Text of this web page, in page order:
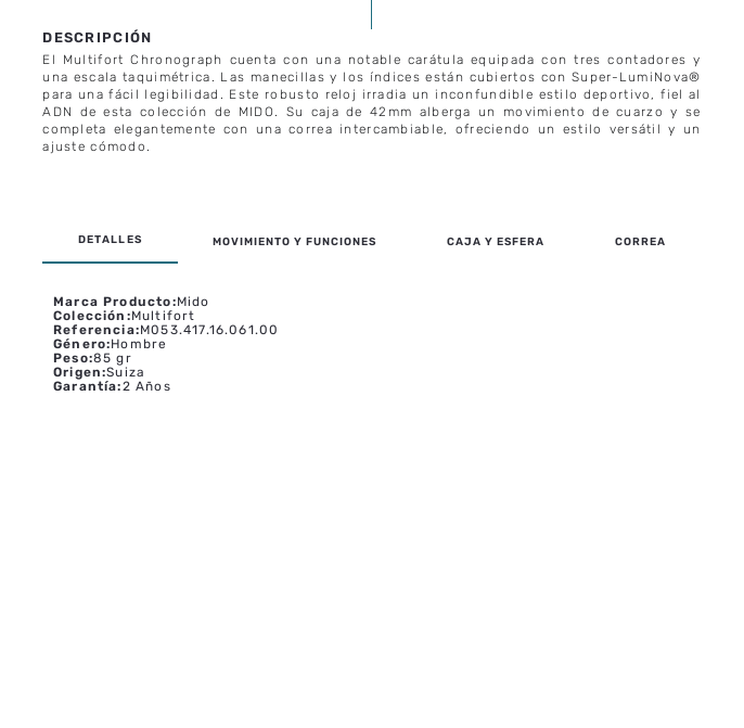
El Multifort Chronograph cuenta con una notable carátula equipada con tres contadores y
una escala taquimétrica. Las manecillas y los índices están cubiertos con Super-LumiNova®
para una fácil legibilidad. Este robusto reloj irradia un inconfundible estilo deportivo, fiel al
ADN de esta colección de MIDO. Su caja de 42mm alberga un movimiento de cuarzo y se
completa elegantemente con una correa intercambiable, ofreciendo un estilo versátil y un
ajuste cómodo.
MOVIMIENTO Y FUNCIONES CAJA Y ESFERA CORREA
Marca Producto:Mido
Colección :Multifort
Referencia:M053.417.16.061.00
Género:Hombre
Peso:85 gr
Origen:Suiza
Garantía:2 Años